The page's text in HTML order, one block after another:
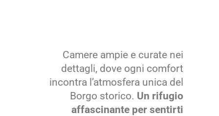
Camere ampie e curate nei
dettagli, dove ogni comfort
incontra l’atmosfera unica del
Borgo storico. Un rifugio
affascinante per sentirti